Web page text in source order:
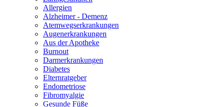
Allergien
Alzheimer - Demenz
Atemwegserkrankungen
Augenerkrankungen
Aus der Apotheke
Burnout
Darmerkrankungen
Diabetes
Elternratgeber
Endometriose
Fibromyalgie
Gesunde Füße